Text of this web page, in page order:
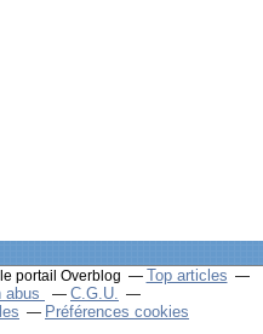
portail Overblog
Top articles
abus
C.G.U.
Préférences cookies